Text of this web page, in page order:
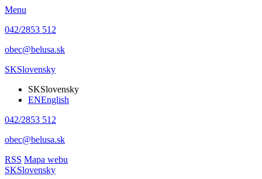
Menu
042/2853 512
obec@belusa.sk
SKSlovensky
SKSlovensky
ENEnglish
042/2853 512
obec@belusa.sk
RSS Mapa webu
SKSlovensky